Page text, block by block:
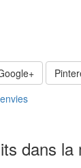
dans la